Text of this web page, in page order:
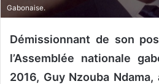
r
e
Gabonaise.
Démissionnant de son
l’Assemblée nationale
2016, Guy Nzouba